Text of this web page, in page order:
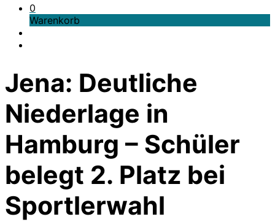
0
Warenkorb
Jena: Deutliche
Niederlage in
Hamburg – Schüler
belegt 2. Platz bei
Sportlerwahl